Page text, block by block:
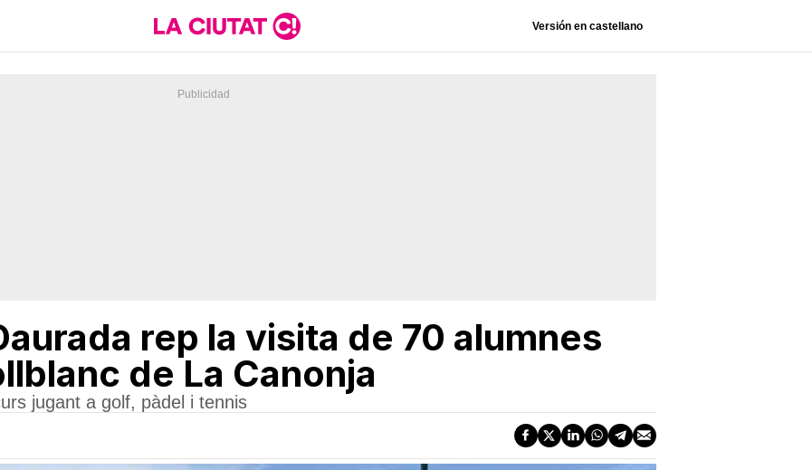
Versión en castellano
rep la visita de 70 alumnes
de La Canonja
jugant a golf, pàdel i tennis